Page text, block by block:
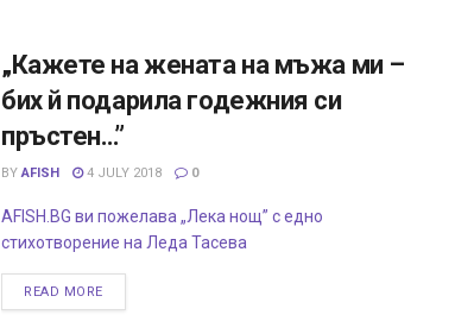
„Кажете на жената на мъжа ми –
бих й подарила годежния си
пръстен…”
BY AFISH 4 JULY 2018 0
AFISH.BG ви пожелава „Лека нощ” с едно
стихотворение на Леда Тасева
READ MORE